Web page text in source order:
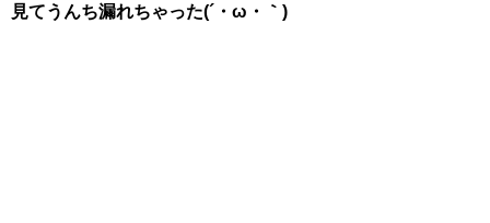
見てうんち漏れちゃった(´・ω・｀)